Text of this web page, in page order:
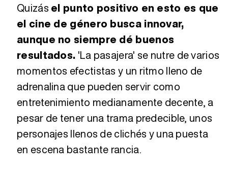
Quizás el punto positivo en esto es que
el cine de género busca innovar,
aunque no siempre dé buenos
resultados. 'La pasajera' se nutre de varios
momentos efectistas y un ritmo lleno de
adrenalina que pueden servir como
entretenimiento medianamente decente, a
pesar de tener una trama predecible, unos
personajes llenos de clichés y una puesta
en escena bastante rancia.